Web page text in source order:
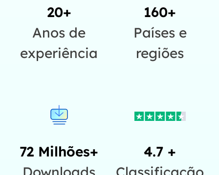
20+
Anos de
experiência
160+
Países e
regiões
72 Milhões+
4.7 +